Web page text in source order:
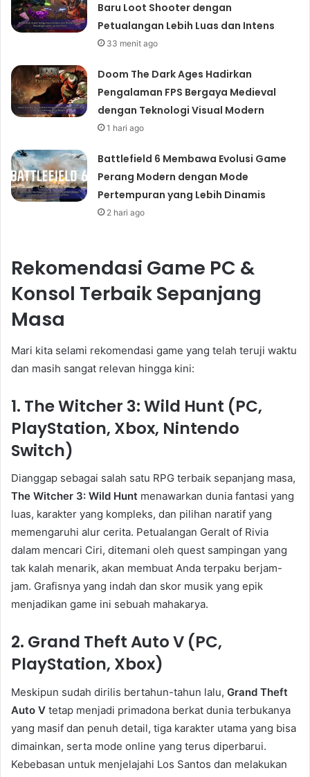
Baru Loot Shooter dengan
Petualangan Lebih Luas dan Intens
33 menit ago
Doom The Dark Ages Hadirkan
Pengalaman FPS Bergaya Medieval
dengan Teknologi Visual Modern
1 hari ago
Battlefield 6 Membawa Evolusi Game
Perang Modern dengan Mode
Pertempuran yang Lebih Dinamis
2 hari ago
Rekomendasi Game PC &
Konsol Terbaik Sepanjang
Masa
Mari kita selami rekomendasi game yang telah teruji waktu
dan masih sangat relevan hingga kini:
1. The Witcher 3: Wild Hunt (PC,
PlayStation, Xbox, Nintendo
Switch)
Dianggap sebagai salah satu RPG terbaik sepanjang masa,
The Witcher 3: Wild Hunt menawarkan dunia fantasi yang
luas, karakter yang kompleks, dan pilihan naratif yang
memengaruhi alur cerita. Petualangan Geralt of Rivia
dalam mencari Ciri, ditemani oleh quest sampingan yang
tak kalah menarik, akan membuat Anda terpaku berjam-
jam. Grafisnya yang indah dan skor musik yang epik
menjadikan game ini sebuah mahakarya.
2. Grand Theft Auto V (PC,
PlayStation, Xbox)
Meskipun sudah dirilis bertahun-tahun lalu, Grand Theft
Auto V tetap menjadi primadona berkat dunia terbukanya
yang masif dan penuh detail, tiga karakter utama yang bisa
dimainkan, serta mode online yang terus diperbarui.
Kebebasan untuk menjelajahi Los Santos dan melakukan